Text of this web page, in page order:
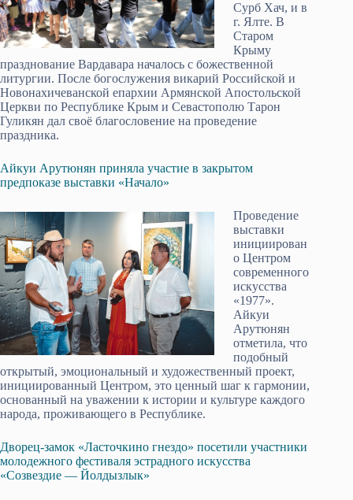
Сурб Хач, и в
г. Ялте. В
Старом
Крыму
празднование Вардавара началось с божественной
литургии. После богослужения викарий Российской и
Новонахичеванской епархии Армянской Апостольской
Церкви по Республике Крым и Севастополю Тарон
Гуликян дал своё благословение на проведение
праздника.
Айкуи Арутюнян приняла участие в закрытом
предпоказе выставки «Начало»
Проведение
выставки
инициирован
о Центром
современного
искусства
«1977».
Айкуи
Арутюнян
отметила, что
подобный
открытый, эмоциональный и художественный проект,
инициированный Центром, это ценный шаг к гармонии,
основанный на уважении к истории и культуре каждого
народа, проживающего в Республике.
Дворец-замок «Ласточкино гнездо» посетили участники
молодежного фестиваля эстрадного искусства
«Созвездие — Йолдызлык»